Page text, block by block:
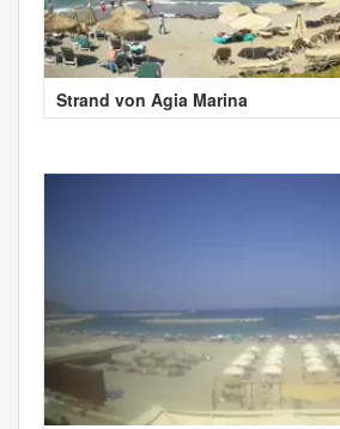
Strand von Agia Marina